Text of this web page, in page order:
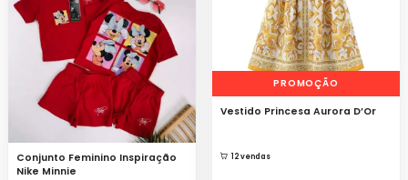
Conjunto Feminino Inspiração
Nike Minnie
PROMOÇÃO
Vestido Princesa Aurora D’Or
12 vendas